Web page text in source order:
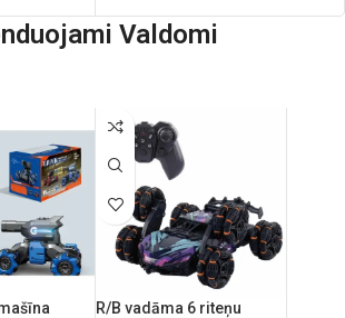
Puzzle izmēri: 69 x 50 cm
Valdomi
R/B vadāma 6 riteņu